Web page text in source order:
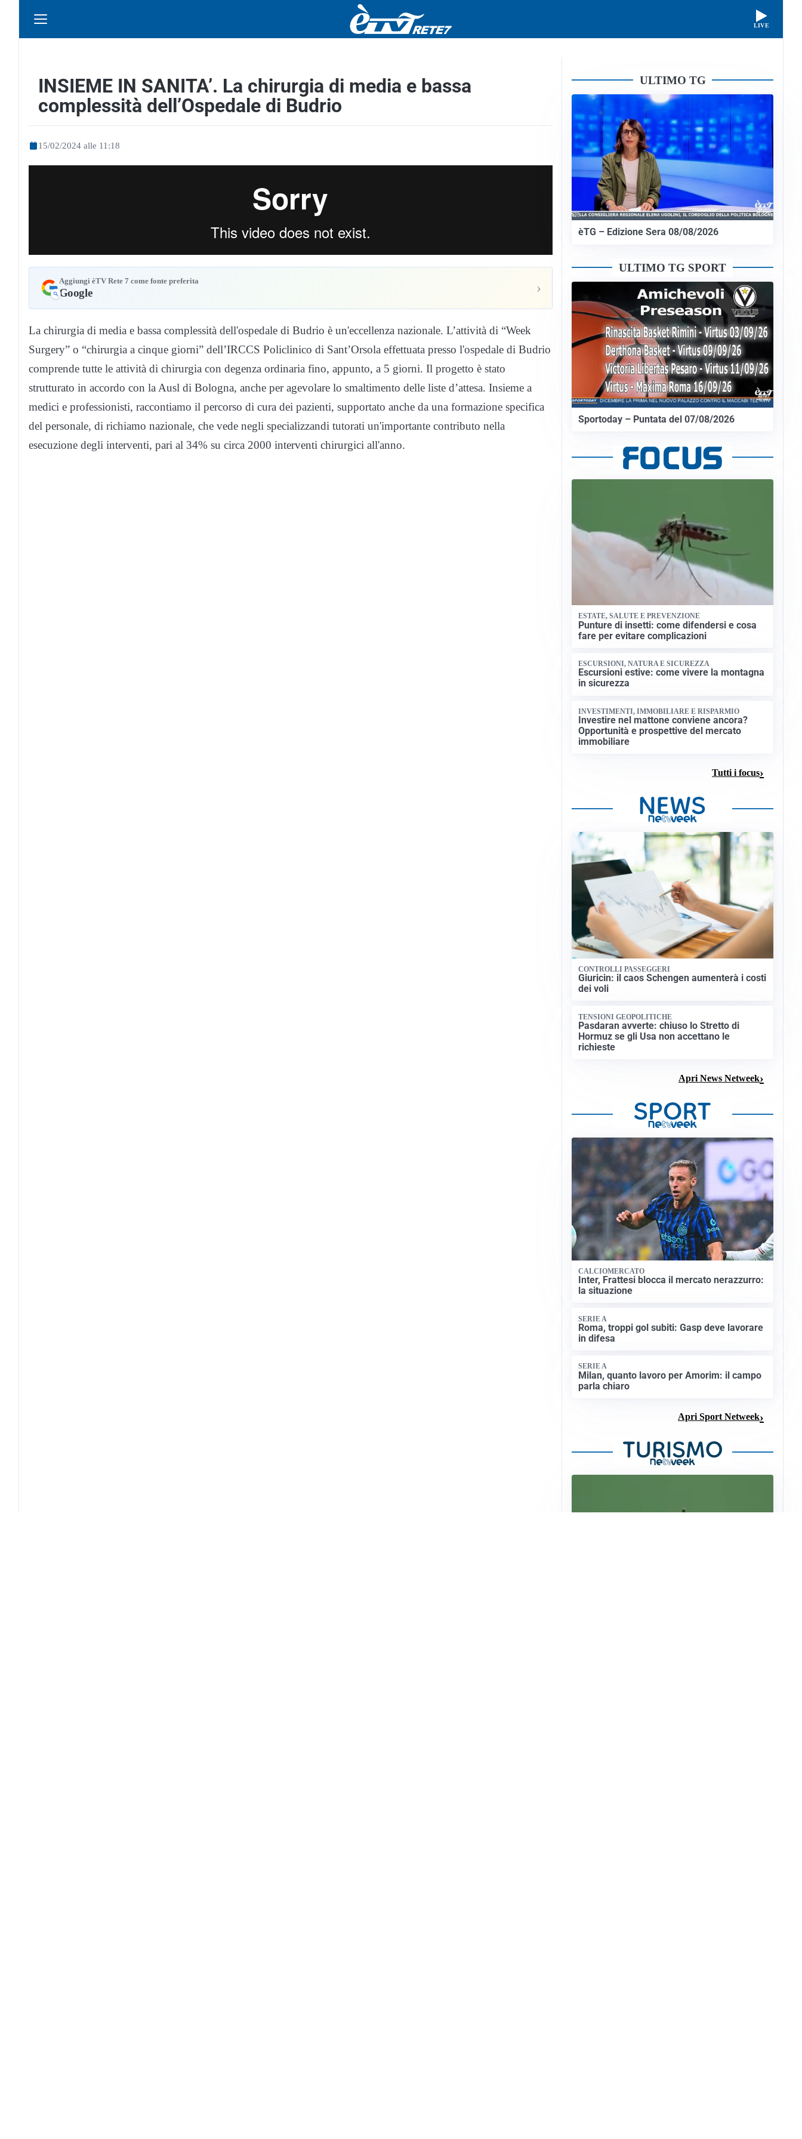
LIVE
INSIEME IN SANITA’. La chirurgia di media e bassa
complessità dell’Ospedale di Budrio
15/02/2024 alle 11:18
Aggiungi èTV Rete 7 come fonte preferita
Google ›
La chirurgia di media e bassa complessità dell'ospedale di Budrio è un'eccellenza nazionale. L’attività di “Week
Surgery” o “chirurgia a cinque giorni” dell’IRCCS Policlinico di Sant’Orsola effettuata presso l'ospedale di Budrio
comprende tutte le attività di chirurgia con degenza ordinaria fino, appunto, a 5 giorni. Il progetto è stato
strutturato in accordo con la Ausl di Bologna, anche per agevolare lo smaltimento delle liste d’attesa. Insieme a
medici e professionisti, raccontiamo il percorso di cura dei pazienti, supportato anche da una formazione specifica
del personale, di richiamo nazionale, che vede negli specializzandi tutorati un'importante contributo nella
esecuzione degli interventi, pari al 34% su circa 2000 interventi chirurgici all'anno.
ULTIMO TG
èTG – Edizione Sera 08/08/2026
ULTIMO TG SPORT
Sportoday – Puntata del 07/08/2026
ESTATE, SALUTE E PREVENZIONE
Punture di insetti: come difendersi e cosa
fare per evitare complicazioni
ESCURSIONI, NATURA E SICUREZZA
Escursioni estive: come vivere la montagna
in sicurezza
INVESTIMENTI, IMMOBILIARE E RISPARMIO
Investire nel mattone conviene ancora?
Opportunità e prospettive del mercato
immobiliare
Tutti i focus
CONTROLLI PASSEGGERI
Giuricin: il caos Schengen aumenterà i costi
dei voli
TENSIONI GEOPOLITICHE
Pasdaran avverte: chiuso lo Stretto di
Hormuz se gli Usa non accettano le
richieste
Apri News Netweek
CALCIOMERCATO
Inter, Frattesi blocca il mercato nerazzurro:
la situazione
SERIE A
Roma, troppi gol subiti: Gasp deve lavorare
in difesa
SERIE A
Milan, quanto lavoro per Amorim: il campo
parla chiaro
Apri Sport Netweek